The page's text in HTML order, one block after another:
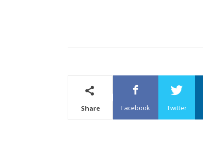
Share Facebook Twitter